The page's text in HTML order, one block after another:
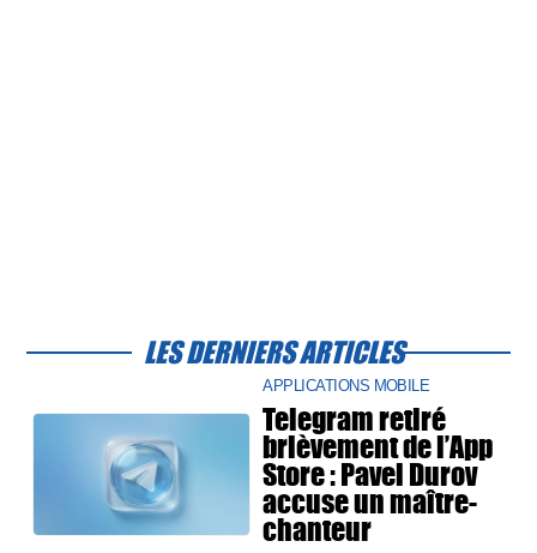
LES DERNIERS ARTICLES
APPLICATIONS MOBILE
Telegram retiré
brièvement de l’App
Store : Pavel Durov
accuse un maître-
chanteur